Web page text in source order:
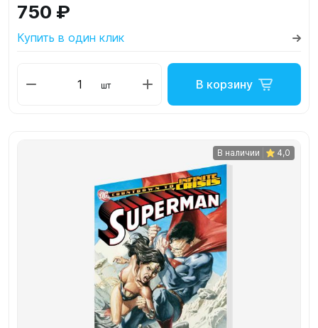
750 ₽
Купить в один клик
шт В корзину
В наличии 4,0